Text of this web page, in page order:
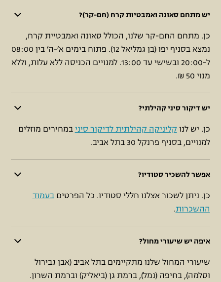
יש מתחם סאונה ואמבטיות קרח (חם-קר)?
כן. מתחם החם-קר שלנו, הכולל סאונה ואמבטיית קרח,
נמצא בסניף יפו (בן גמליאל 12). פתוח בימים א׳-ה׳ בין 08:00
ל-20:00 ובשישי עד 13:00. למנויים הכניסה ללא עלות, וללא
מנוי 50 ₪.
יש דיקור סיני קהילתי?
כן. יש לנוקליניקה קהילתית לדיקור סיניבמחירים מוזלים
למנויים, בסניף פרנקל 30 בתל אביב.
אפשר להשכיר סטודיו?
כן. ניתן לשכור אצלנו חללי סטודיו. כל הפרטיםבעמוד
ההשכרות.
איפה יש שיעורי מחול?
שיעורי המחול שלנו מתקיימים בתל אביב (אבן גבירול
וסלמה), בחיפה (נמל), ברמת גן (ביאליק) וברמת השרון.